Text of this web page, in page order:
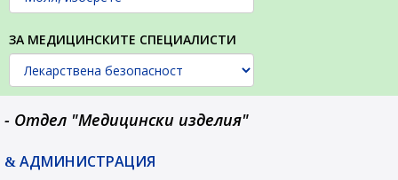
ЗА МЕДИЦИНСКИТЕ СПЕЦИАЛИСТИ
- Отдел "Медицински изделия"
АДМИНИСТРАЦИЯ